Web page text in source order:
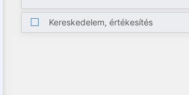
Kereskedelem, értékesítés